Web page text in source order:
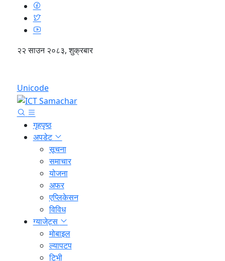
२२ साउन २०८३, शुक्रबार
Unicode
गृहपृष्ठ
अपडेट
सूचना
समाचार
योजना
अफर
एप्लिकेसन
विविध
ग्याजेट्स
मोबाइल
ल्यापटप
टिभी